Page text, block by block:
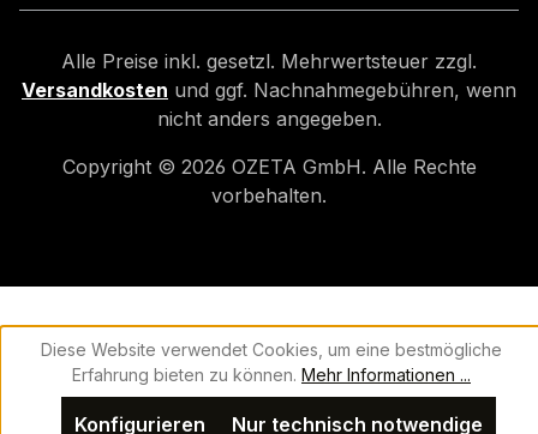
Alle Preise inkl. gesetzl. Mehrwertsteuer zzgl.
Versandkosten und ggf. Nachnahmegebühren, wenn
nicht anders angegeben.
Copyright © 2026 OZETA GmbH. Alle Rechte
vorbehalten.
Diese Website verwendet Cookies, um eine bestmögliche
Erfahrung bieten zu können. Mehr Informationen ...
Nur technisch notwendige
Konfigurieren